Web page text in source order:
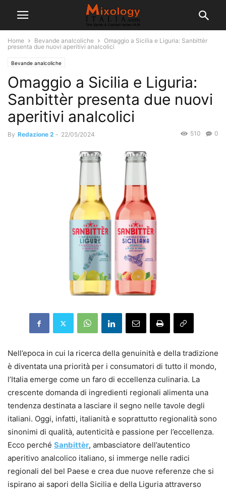
Home Bevande analcoliche
Omaggio a Sicilia e Liguria: Sanbittèr
presenta due nuovi aperitivi analcolici
Bevande analcoliche
Omaggio a Sicilia e Liguria:
Sanbittèr presenta due nuovi
aperitivi analcolici
By Redazione 2 - 22/05/2024 0
510
Nell’epoca in cui la ricerca della genuinità e della tradizione
è diventata una priorità per i consumatori di tutto il mondo,
l’Italia emerge come un faro di eccellenza culinaria. La
crescente domanda di ingredienti regionali alimenta una
tendenza destinata a lasciare il segno nelle tavole degli
italiani. Oggi, infatti, italianità e soprattutto regionalità sono
sinonimi di qualità, autenticità e passione per l’eccellenza.
Ecco perché Sanbittèr, ambasciatore dell’autentico
aperitivo analcolico italiano, si immerge nelle radici
regionali del bel Paese e crea due nuove referenze che si
ispirano ai sapori della Sicilia e della Liguria attraverso